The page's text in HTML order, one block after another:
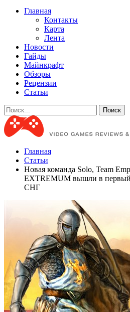
Главная
Контакты
Карта
Лента
Новости
Гайды
Майнкрафт
Обзоры
Рецензии
Статьи
Главная
Статьи
Новая команда Solo, Team
EXTREMUM вышли в
СНГ